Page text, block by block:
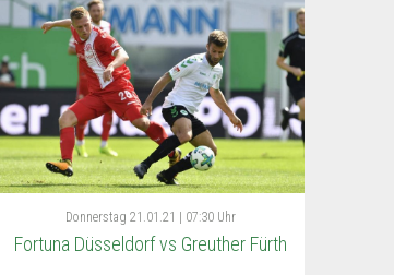
Donnerstag 21.01.21 | 07:30 Uhr
Fortuna Düsseldorf vs Greuther Fürth